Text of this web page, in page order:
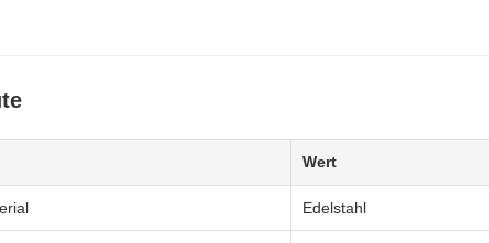
Wert
Edelstahl